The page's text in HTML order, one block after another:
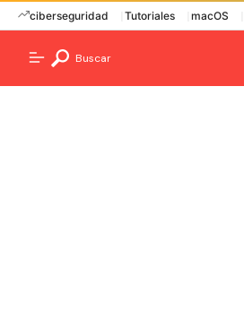
ciberseguridad Tutoriales macOS
Buscar